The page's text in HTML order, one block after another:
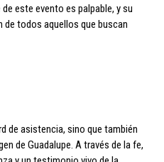
este evento es palpable, y su
de todos aquellos que buscan
de asistencia, sino que también
de Guadalupe. A través de la fe,